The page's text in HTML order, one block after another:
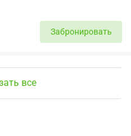
Забронировать
все